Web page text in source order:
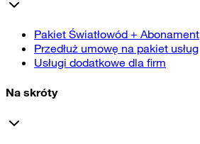
Pakiet Światłowód + Abonament
Przedłuż umowę na pakiet usług
Usługi dodatkowe dla firm
Na skróty